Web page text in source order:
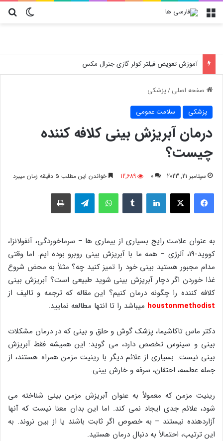
تغییر منو
آموزش تعویض فیلتر کولر گازی جنرال مکس
صفحه اصلی/پزشکی
پزشکی سلامت عمومی
درمان آبریزش بینی کلافه کننده
چیست؟
سپتامبر 21, 2023 0
12,689 خواندن این مطلب 5 دقیقه زمان میبرد
فیسبوک لینکدین واتس آپ
به عنوان علامت رایج بسیاری از بیماری ها – سرماخوردگی، آنفولانزا،
کووید-۱۹، آلرژی – همه ما با آبریزش بینی روبرو بوده ایم. اما وقتی
مدام مجبور هستید بینی خود را تمیز کنید چه؟ مثلاً به محض شروع
غذا خوردن اگر دچار آبریزش بینی شوید طبیعی است؟ آبریزش بینی
کلافه کننده را چگونه درمان کنیم؟ این مقاله که ترجمه و تالیف از
houstonmethodist میباشد را تا انتها مطالعه نمایید.
دکتر ماس تاکاشیما، پزشک گوش و حلق و بینی که در درمان مشکلات
بینی و سینوس تخصص دارد، می گوید: این همیشه فقط آبریزش
بینی نیست. بسیاری از علائم دیگر با رینیت مزمن همراه هستند، از
جمله عطسه، احتقان، سرفه و خارش بینی.
رینیت مزمن که معمولاً به عنوان آبریزش مزمن بینی شناخته می
شود، علائم جدی ایجاد نمی کند. اما این بدان معنا نیست که آنها
آزاردهنده نیستند – به خصوص اگر ثابت باشند یا از بین نروند. به
این ترتیب، احتمالاً به دنبال درمان هستید.